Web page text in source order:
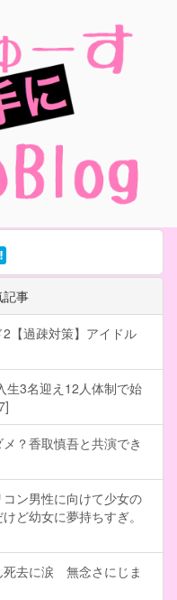
事
2【過疎対策】アイドル
生3名迎え12人体制で始
？香取慎吾と共演でき
コン男性に向けて少女の
ど幼女に夢持ちすぎ。
死去に涙 無念さにじま